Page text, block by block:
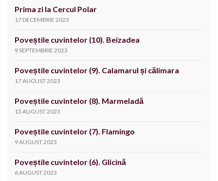
Prima zi la Cercul Polar
17 DECEMBRIE 2023
Poveștile cuvintelor (10). Beizadea
9 SEPTEMBRIE 2023
Poveștile cuvintelor (9). Calamarul și călimara
17 AUGUST 2023
Poveștile cuvintelor (8). Marmeladă
13 AUGUST 2023
Poveștile cuvintelor (7). Flamingo
9 AUGUST 2023
Poveștile cuvintelor (6). Glicină
6 AUGUST 2023